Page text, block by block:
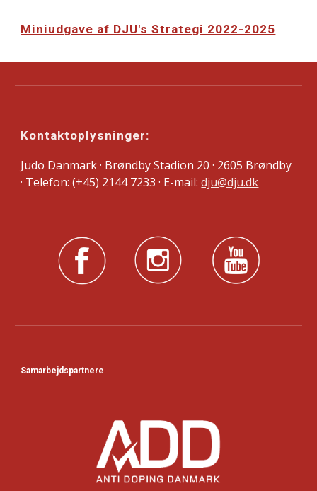
Miniudgave af DJU's Strategi 2022-2025
Kontaktoplysninger:
Judo Danmark · Brøndby Stadion 20 · 2605 Brøndby
· Telefon: (+45) 2144 7233 · E-mail:dju@dju.dk
Samarbejdspartnere